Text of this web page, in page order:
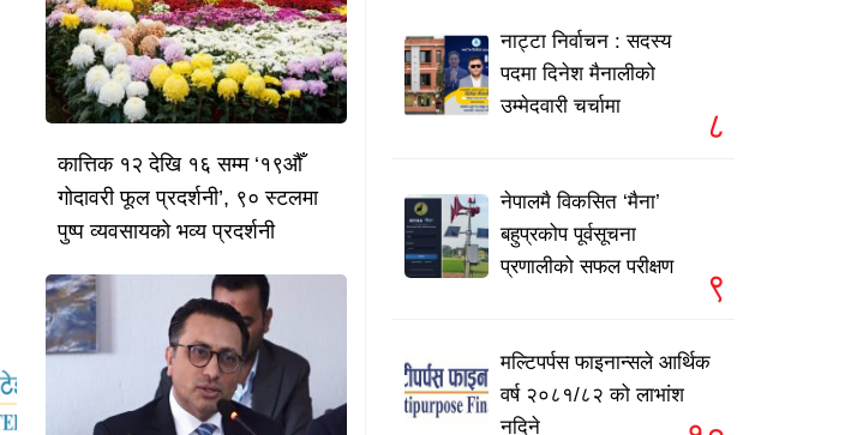
कात्तिक १२ देखि १६ सम्म ‘१९औँ
गोदावरी फूल प्रदर्शनी’, ९० स्टलमा
पुष्प व्यवसायको भव्य प्रदर्शनी
नाट्टा निर्वाचन : सदस्य
पदमा दिनेश मैनालीको
उम्मेदवारी चर्चामा
८
नेपालमै विकसित ‘मैना’
बहुप्रकोप पूर्वसूचना
प्रणालीको सफल परीक्षण
९
मल्टिपर्पस फाइनान्सले आर्थिक
वर्ष २०८१/८२ को लाभांश
नदिने